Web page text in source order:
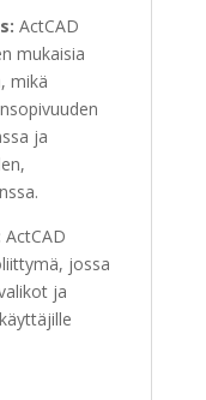
ActCAD
mukaisia
mikä
ja
ActCAD
jossa
ja